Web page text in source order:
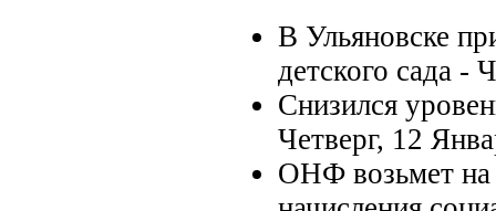
В Ульяновске
детского сада -
Снизился
Четверг, 12
ОНФ возьмет на